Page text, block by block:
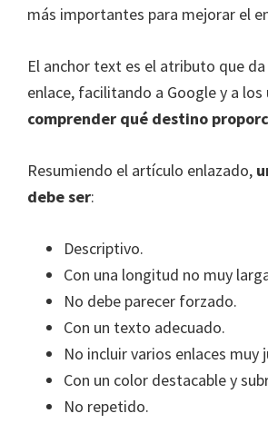
más importantes para mejorar el
El anchor text es el atributo que
enlace, facilitando a Google y a los
comprender qué destino
Resumiendo el artículo enlazado,
debe ser:
Descriptivo.
Con una longitud no muy
No debe parecer forzado.
Con un texto adecuado.
No incluir varios enlaces muy
Con un color destacable y
No repetido.